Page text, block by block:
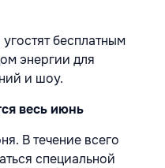
бесплатным
энергии для
и шоу.
весь июнь
В течение всего
специальной